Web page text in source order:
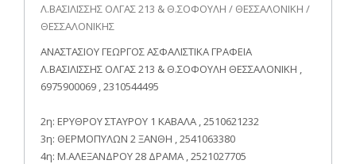
Λ.ΒΑΣΙΛΙΣΣΗΣ ΟΛΓΑΣ 213 & Θ.ΣΟΦΟΥΛΗ / ΘΕΣΣΑΛΟΝΙΚΗ /
ΘΕΣΣΑΛΟΝΙΚΗΣ
ΑΝΑΣΤΑΣΙΟΥ ΓΕΩΡΓΟΣ ΑΣΦΑΛΙΣΤΙΚΑ ΓΡΑΦΕΙΑ
Λ.ΒΑΣΙΛΙΣΣΗΣ ΟΛΓΑΣ 213 & Θ.ΣΟΦΟΥΛΗ ΘΕΣΣΑΛΟΝΙΚΗ ,
6975900069 , 2310544495
2η: ΕΡΥΘΡΟΥ ΣΤΑΥΡΟΥ 1 ΚΑΒΑΛΑ , 2510621232
3η: ΘΕΡΜΟΠΥΛΩΝ 2 ΞΑΝΘΗ , 2541063380
4η: Μ.ΑΛΕΞΑΝΔΡΟΥ 28 ΔΡΑΜΑ , 2521027705